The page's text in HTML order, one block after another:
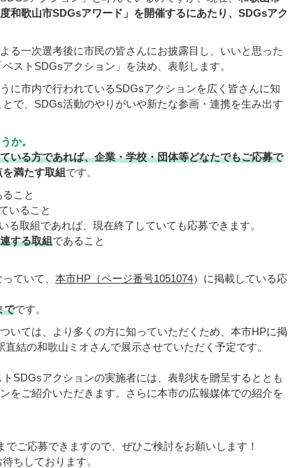
和歌山市SDGsアワード」を開催するにあたり、SDGsアク
る一次選考後に市民の皆さんにお披露目し、いいと思った
ストSDGsアクション」を決め、表彰します。
に市内で行われているSDGsアクションを広く皆さんに知
で、SDGs活動のやりがいや新たな参画・連携を生み出す
か。
いる方であれば、企業・学校・団体等どなたでもご応募で
満たす取組です。
ること
いること
組であれば、現在終了していても応募できます。
する取組であること
ていて、 本市HP（ページ番号1051074）に掲載している応
でです。
いては、より多くの方に知っていただくため、本市HPに掲
結の和歌山ミオさんで展示させていただく予定です。
SDGsアクションの実施者には、表彰状を贈呈するととも
をご紹介いただきます。さらに本市の広報媒体での紹介を
ご応募できますので、ぜひご検討をお願いします！
ちしております。